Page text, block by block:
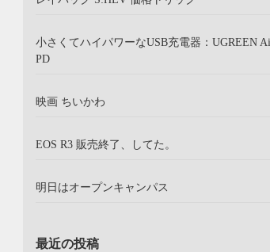
小さくてハイパワーなUSB充電器：UGREEN
PD
映画 ちいかわ
EOS R3 販売終了、してた。
明日はオープンキャンパス
最近の投稿